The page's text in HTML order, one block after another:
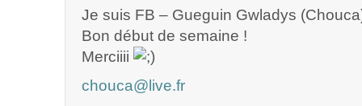
Je suis FB – Gueguin Gwladys
Bon début de semaine !
Merciiii
chouca@live.fr